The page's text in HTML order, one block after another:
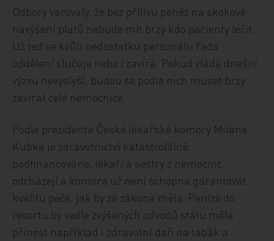
Odbory varovaly, že bez přílivu peněz na skokové
navýšení platů nebude mít brzy kdo pacienty léčit.
Už teď se kvůli nedostatku personálu řada
oddělení slučuje nebo i zavírá. Pokud vláda dnešní
výzvu nevyslyší, budou se podle nich muset brzy
zavírat celé nemocnice.
Podle prezidenta České lékařské komory Milana
Kubka je zdravotnictví katastrofálně
podfinancováno, lékaři a sestry z nemocnic
odcházejí a komora už není schopna garantovat
kvalitu péče, jak by ze zákona měla. Peníze do
resortu by vedle zvýšených odvodů státu měla
přinést například i zdravotní daň na tabák a